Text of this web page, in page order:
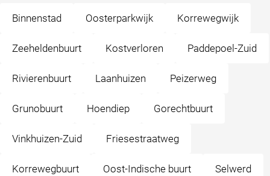
Binnenstad Oosterparkwijk Korrewegwijk
Zeeheldenbuurt Kostverloren Paddepoel-Zuid
Rivierenbuurt Laanhuizen Peizerweg
Grunobuurt Hoendiep Gorechtbuurt
Vinkhuizen-Zuid Friesestraatweg
Korrewegbuurt Oost-Indische buurt Selwerd